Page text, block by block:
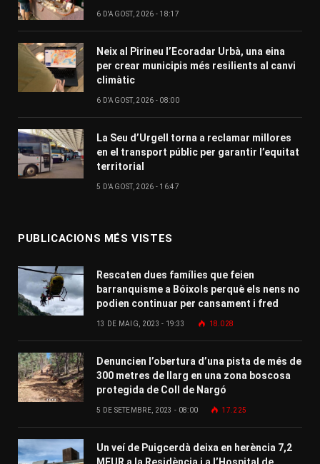
6 D'AGOST, 2026 - 18:17
Neix al Pirineu l’Ecoradar Urbà, una eina
per crear municipis més resilients al canvi
climàtic
6 D'AGOST, 2026 - 08:00
La Seu d’Urgell torna a reclamar millores
en el transport públic per garantir l’equitat
territorial
5 D'AGOST, 2026 - 16:47
PUBLICACIONS MÉS VISTES
Rescaten dues famílies que feien
barranquisme a Bóixols perquè els nens no
podien continuar per cansament i fred
13 DE MAIG, 2023 - 19:33 18.028
Denuncien l’obertura d’una pista de més de
300 metres de llarg en una zona boscosa
protegida de Coll de Nargó
5 DE SETEMBRE, 2023 - 08:00 17.225
Un veí de Puigcerdà deixa en herència 7,2
MEUR a la Residència i a l’Hospital de